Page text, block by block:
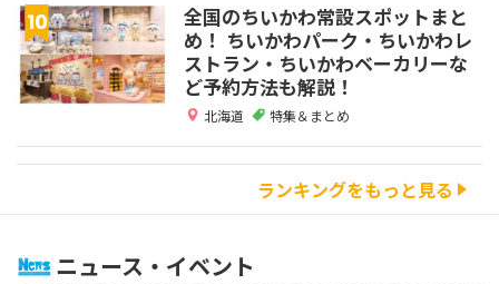
全国のちいかわ常設スポットまと
め！ ちいかわパーク・ちいかわレ
ストラン・ちいかわベーカリーな
ど予約方法も解説！
北海道 特集＆まとめ
ランキングをもっと見る
ニュース・イベント